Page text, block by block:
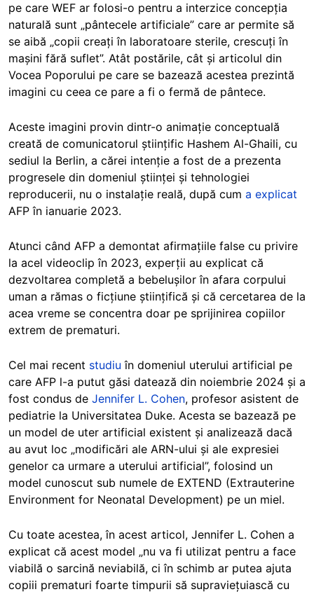
pe care WEF ar folosi-o pentru a interzice concepția
naturală sunt „pântecele artificiale” care ar permite să
se aibă „copii creați în laboratoare sterile, crescuți în
mașini fără suflet”. Atât postările, cât și articolul din
Vocea Poporului pe care se bazează acestea prezintă
imagini cu ceea ce pare a fi o fermă de pântece.
Aceste imagini provin dintr-o animație conceptuală
creată de comunicatorul științific Hashem Al-Ghaili, cu
sediul la Berlin, a cărei intenție a fost de a prezenta
progresele din domeniul științei și tehnologiei
reproducerii, nu o instalație reală, după cum a explicat
AFP în ianuarie 2023.
Atunci când AFP a demontat afirmațiile false cu privire
la acel videoclip în 2023, experții au explicat că
dezvoltarea completă a bebelușilor în afara corpului
uman a rămas o ficțiune științifică și că cercetarea de la
acea vreme se concentra doar pe sprijinirea copiilor
extrem de prematuri.
Cel mai recent studiuîn domeniul uterului artificial pe
care AFP l-a putut găsi datează din noiembrie 2024 și a
fost condus de Jennifer L. Cohen, profesor asistent de
pediatrie la Universitatea Duke. Acesta se bazează pe
un model de uter artificial existent și analizează dacă
au avut loc „modificări ale ARN-ului și ale expresiei
genelor ca urmare a uterului artificial”, folosind un
model cunoscut sub numele de EXTEND (Extrauterine
Environment for Neonatal Development) pe un miel.
Cu toate acestea, în acest articol, Jennifer L. Cohen a
explicat că acest model „nu va fi utilizat pentru a face
viabilă o sarcină neviabilă, ci în schimb ar putea ajuta
copiii prematuri foarte timpurii să supraviețuiască cu